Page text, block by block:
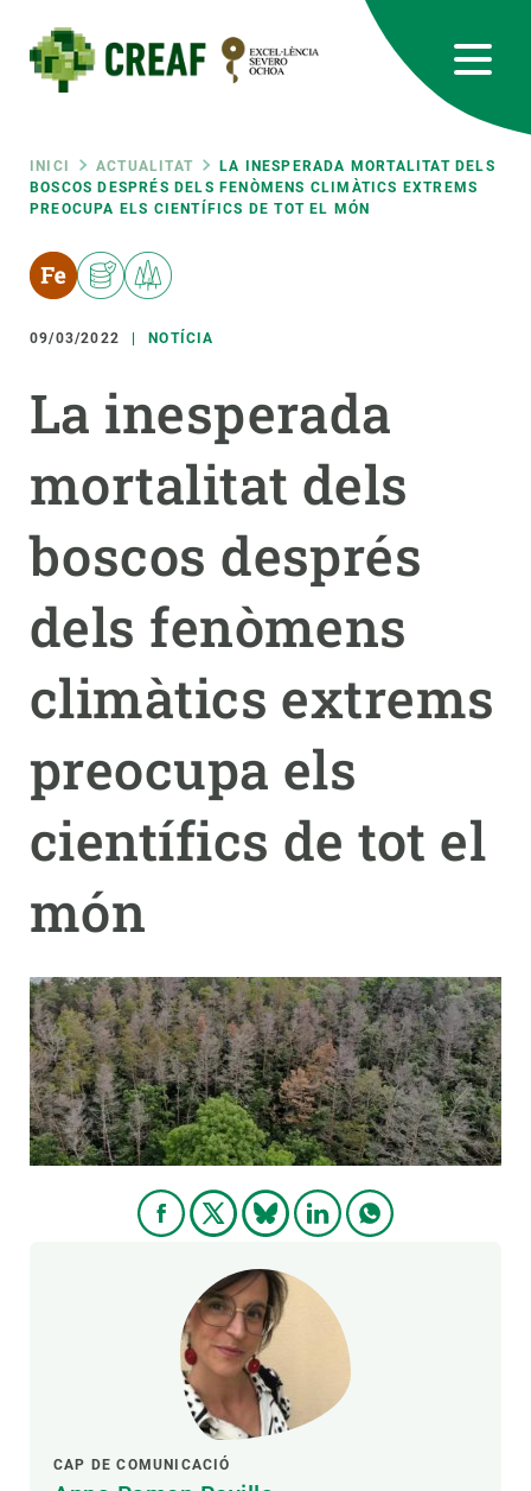
contingut
Fil
d'ariadna
INICI ACTUALITAT
LA INESPERADA MORTALITAT DELS
BOSCOS DESPRÉS DELS FENÒMENS CLIMÀTICS EXTREMS
PREOCUPA ELS CIENTÍFICS DE TOT EL MÓN
09/03/2022 NOTÍCIA
La inesperada
mortalitat dels
boscos després
dels fenòmens
climàtics extrems
preocupa els
científics de tot el
món
CAP DE COMUNICACIÓ
RRSS
Featured
responsive
Responsive
menu
RECERCA
CIÈNCIA EN ACCIÓ
NOTÍCIES I AGENDA